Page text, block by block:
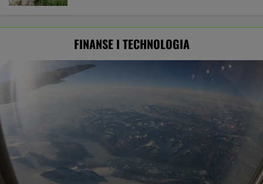
FINANSE I TECHNOLOGIA